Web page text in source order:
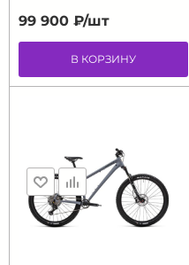
99 900 ₽/шт
В КОРЗИНУ